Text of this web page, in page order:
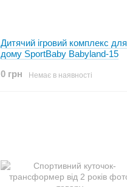
Дитячий ігровий комплекс для
дому SportBaby Babyland-15
0 грн
Немає в наявності